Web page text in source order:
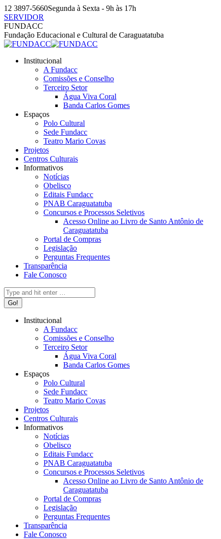
Pular
para
o
conteúdo
12 3897-5660Segunda à Sexta - 9h às 17h
SERVIDOR
Facebook
page
opens
new
Instagram
page
opens
new
YouTube
page
opens
new
FUNDACC
Fundação Educacional e Cultural de Caraguatatuba
Institucional
A Fundacc
Comissões e Conselho
Terceiro Setor
Água Viva Coral
Banda Carlos Gomes
Espaços
Polo Cultural
Sede Fundacc
Teatro Mario Covas
Projetos
Centros Culturais
Informativos
Notícias
Obelisco
Editais Fundacc
PNAB Caraguatatuba
Concursos e Processos Seletivos
Acesso Online ao Livro de Santo Antônio de
Caraguatatuba
Portal de Compras
Legislação
Perguntas Frequentes
Transparência
Fale Conosco
Search:
Institucional
A Fundacc
Comissões e Conselho
Terceiro Setor
Água Viva Coral
Banda Carlos Gomes
Espaços
Polo Cultural
Sede Fundacc
Teatro Mario Covas
Projetos
Centros Culturais
Informativos
Notícias
Obelisco
Editais Fundacc
PNAB Caraguatatuba
Concursos e Processos Seletivos
Acesso Online ao Livro de Santo Antônio de
Caraguatatuba
Portal de Compras
Legislação
Perguntas Frequentes
Transparência
Fale Conosco